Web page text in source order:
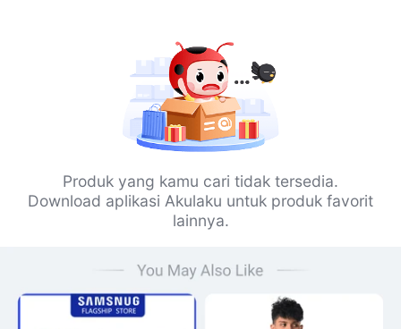
Produk yang kamu cari tidak tersedia.
Download aplikasi Akulaku untuk produk favorit
lainnya.